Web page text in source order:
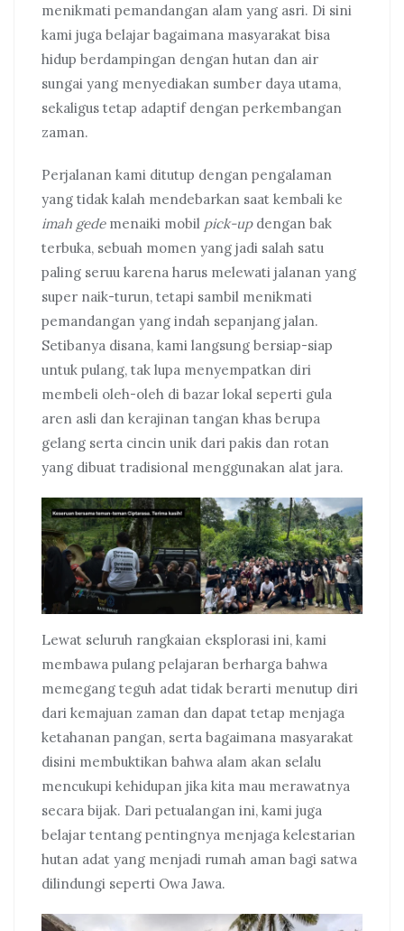
menikmati pemandangan alam yang asri. Di sini
kami juga belajar bagaimana masyarakat bisa
hidup berdampingan dengan hutan dan air
sungai yang menyediakan sumber daya utama,
sekaligus tetap adaptif dengan perkembangan
zaman.
Perjalanan kami ditutup dengan pengalaman
yang tidak kalah mendebarkan saat kembali ke
imah gedemenaiki mobil pick-up dengan bak
terbuka, sebuah momen yang jadi salah satu
paling seruu karena harus melewati jalanan yang
super naik-turun, tetapi sambil menikmati
pemandangan yang indah sepanjang jalan.
Setibanya disana, kami langsung bersiap-siap
untuk pulang, tak lupa menyempatkan diri
membeli oleh-oleh di bazar lokal seperti gula
aren asli dan kerajinan tangan khas berupa
gelang serta cincin unik dari pakis dan rotan
yang dibuat tradisional menggunakan alat jara.
Lewat seluruh rangkaian eksplorasi ini, kami
membawa pulang pelajaran berharga bahwa
memegang teguh adat tidak berarti menutup diri
dari kemajuan zaman dan dapat tetap menjaga
ketahanan pangan, serta bagaimana masyarakat
disini membuktikan bahwa alam akan selalu
mencukupi kehidupan jika kita mau merawatnya
secara bijak. Dari petualangan ini, kami juga
belajar tentang pentingnya menjaga kelestarian
hutan adat yang menjadi rumah aman bagi satwa
dilindungi seperti Owa Jawa.